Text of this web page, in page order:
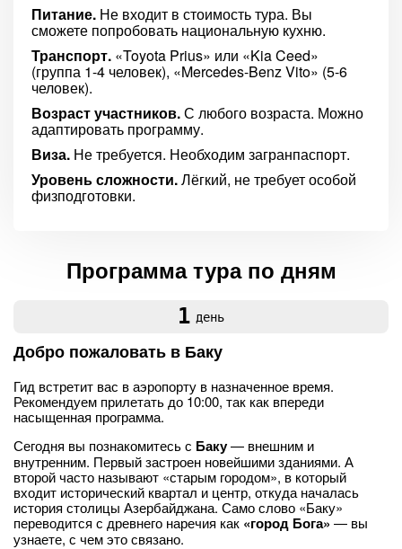
Питание. Не входит в стоимость тура. Вы
сможете попробовать национальную кухню.
Транспорт. «Toyota Prius» или «Kia Ceed»
(группа 1-4 человек), «Mercedes-Benz Vito» (5-6
человек).
Возраст участников.С любого возраста. Можно
адаптировать программу.
Виза. Не требуется. Необходим загранпаспорт.
Уровень сложности.Лёгкий, не требует особой
физподготовки.
Программа тура по дням
1 день
Добро пожаловать в Баку
Гид встретит вас в аэропорту в назначенное время.
Рекомендуем прилетать до 10:00, так как впереди
насыщенная программа.
Сегодня вы познакомитесь с Баку— внешним и
внутренним. Первый застроен новейшими зданиями. А
второй часто называют «старым городом», в который
входит исторический квартал и центр, откуда началась
история столицы Азербайджана. Само слово «Баку»
переводится с древнего наречия как «город Бога» — вы
узнаете, с чем это связано.